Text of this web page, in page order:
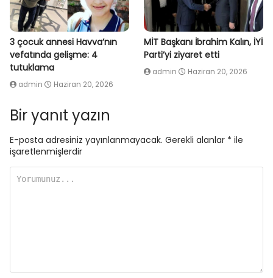
3 çocuk annesi Havva’nın
vefatında gelişme: 4
tutuklama
admin Haziran 20, 2026
MİT Başkanı İbrahim Kalın, İYİ
Parti’yi ziyaret etti
admin Haziran 20, 2026
Bir yanıt yazın
E-posta adresiniz yayınlanmayacak. Gerekli alanlar * ile
işaretlenmişlerdir